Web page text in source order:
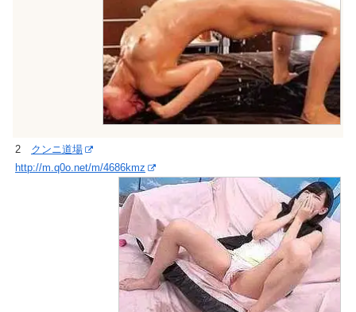
2 クンニ道場
http://m.q0o.net/m/4686kmz